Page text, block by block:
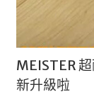
MEISTER
新升級啦